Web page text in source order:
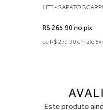
LET - SAPATO
R$ 265,90 no pix
ou R$ 279,90 em até 5x
Este produto